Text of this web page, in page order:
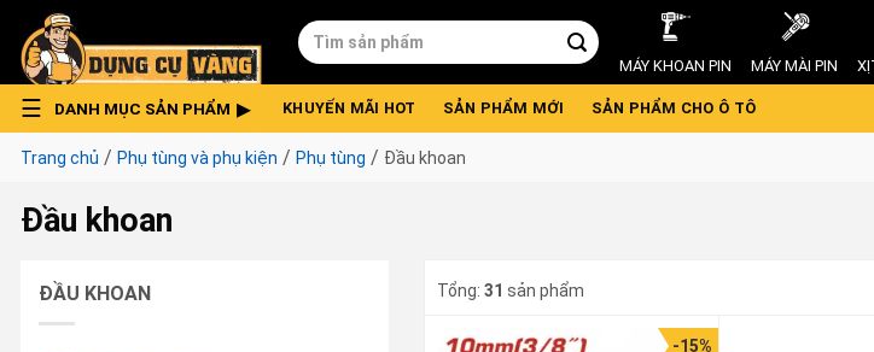
content
Tìm
kiếm:
MÁY KHOAN PIN MÁY MÀI PIN
DANH MỤC SẢN PHẨM KHUYẾN MÃI HOT SẢN PHẨM MỚI SẢN PHẨM CHO Ô TÔ
Trang chủ / Phụ tùng và phụ kiện / Phụ tùng / Đầu khoan
Đầu khoan
Tổng: 31 sản phẩm
-15%
ĐẦU KHOAN